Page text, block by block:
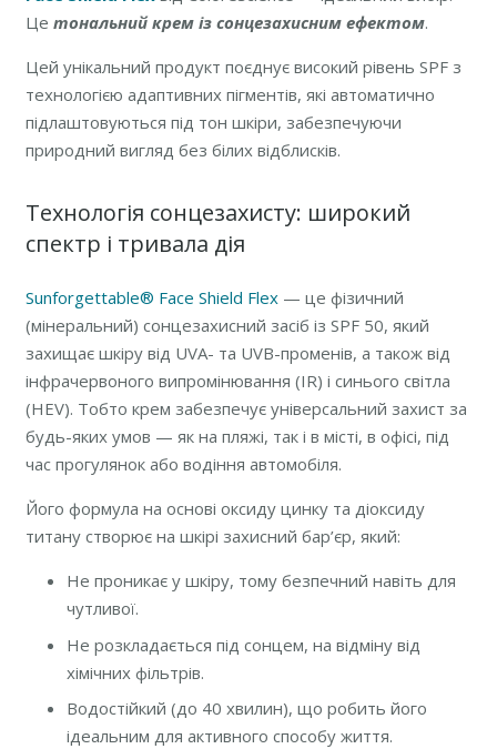
Це тональний крем із сонцезахисним ефектом.
Цей унікальний продукт поєднує високий рівень SPF з
технологією адаптивних пігментів, які автоматично
підлаштовуються під тон шкіри, забезпечуючи
природний вигляд без білих відблисків.
Технологія сонцезахисту: широкий
спектр і тривала дія
Sunforgettable® Face Shield Flex— це фізичний
(мінеральний) сонцезахисний засіб із SPF 50, який
захищає шкіру від UVA- та UVB-променів, а також від
інфрачервоного випромінювання (IR) і синього світла
(HEV). Тобто крем забезпечує універсальний захист за
будь-яких умов — як на пляжі, так і в місті, в офісі, під
час прогулянок або водіння автомобіля.
Його формула на основі оксиду цинку та діоксиду
титану створює на шкірі захисний бар’єр, який:
Не проникає у шкіру, тому безпечний навіть для
чутливої.
Не розкладається під сонцем, на відміну від
хімічних фільтрів.
Водостійкий (до 40 хвилин), що робить його
ідеальним для активного способу життя.